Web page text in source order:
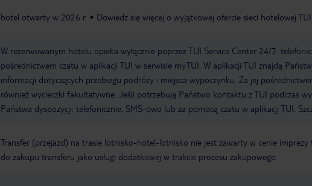
hotel otwarty w 2026 r. Dowiedz się więcej o wyjątkowej ofercie sieci hotelowej TUI
W rezerwowanym hotelu opieka wyłącznie poprzez TUI Service Center 24/7:
pośrednictwem czatu w aplikacji TUI w serwisie myTUI. W aplikacji TUI znajdą
informacji dotyczących przebiegu podróży i miejsca wypoczynku. Za jej
również wycieczki fakultatywne. Jeśli potrzebują Państwo kontaktu z TUI podczas
Państwa dyspozycji: telefonicznie, SMS-owo lub za pomocą czatu w aplikacji TUI.
Transfer (przejazd) na trasie lotnisko-hotel-lotnisko nie jest zawarty w cenie imprezy
do zakupu transferu jako usługi dodatkowej w trakcie procesu zakupowego.